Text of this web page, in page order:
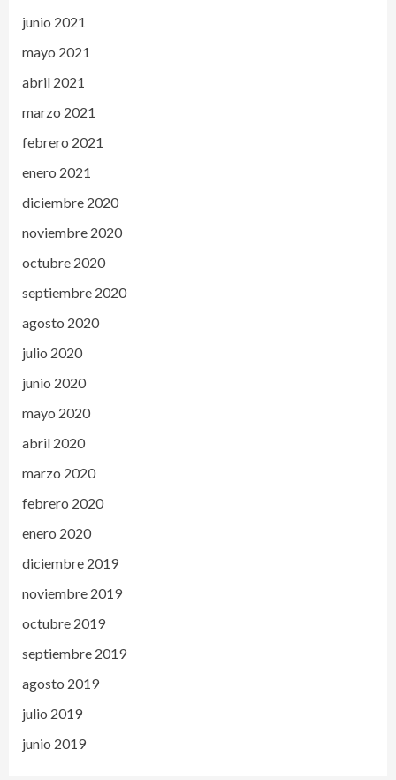
junio 2021
mayo 2021
abril 2021
marzo 2021
febrero 2021
enero 2021
diciembre 2020
noviembre 2020
octubre 2020
septiembre 2020
agosto 2020
julio 2020
junio 2020
mayo 2020
abril 2020
marzo 2020
febrero 2020
enero 2020
diciembre 2019
noviembre 2019
octubre 2019
septiembre 2019
agosto 2019
julio 2019
junio 2019